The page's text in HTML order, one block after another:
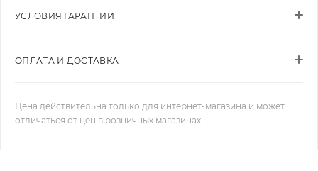
УСЛОВИЯ ГАРАНТИИ
ОПЛАТА И ДОСТАВКА
Цена действительна только для интернет-магазина и может
отличаться от цен в розничных магазинах